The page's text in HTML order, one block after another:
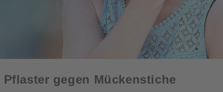
Pflaster gegen Mückenstiche